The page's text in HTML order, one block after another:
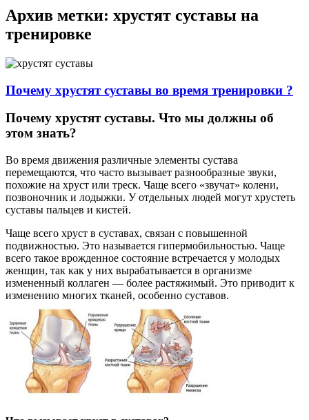
Архив метки: хрустят суставы на
тренировке
Почему хрустят суставы во время тренировки ?
Почему хрустят суставы. Что мы должны об
этом знать?
Во время движения различные элементы сустава
перемещаются, что часто вызывает разнообразные звуки,
похожие на хруст или треск. Чаще всего «звучат» колени,
позвоночник и лодыжки. У отдельных людей могут хрустеть
суставы пальцев и кистей.
Чаще всего хруст в суставах, связан с повышенной
подвижностью. Это называется гипермобильностью. Чаще
всего такое врожденное состояние встречается у молодых
женщин, так как у них вырабатывается в организме
измененный коллаген — более растяжимый. Это приводит к
изменению многих тканей, особенно суставов.